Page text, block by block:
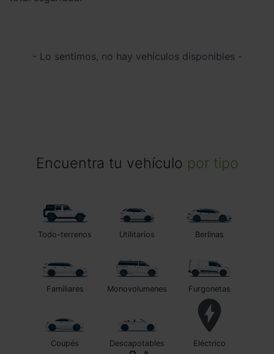
- Lo sentimos, no hay vehículos disponibles -
Encuentra tu vehículo por tipo
Todo-terrenos Utilitarios Berlinas
Familiares Monovolumenes Furgonetas
Coupés Descapotables Eléctrico